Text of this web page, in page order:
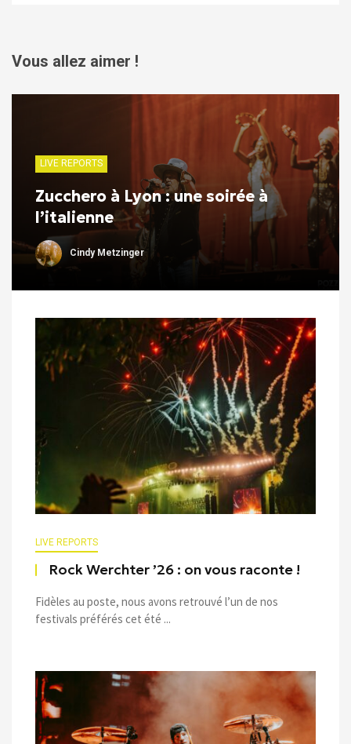
Vous allez aimer !
LIVE REPORTS
Zucchero à Lyon : une soirée à
l’italienne
Cindy Metzinger
LIVE REPORTS
Rock Werchter ’26 : on vous raconte !
Fidèles au poste, nous avons retrouvé l’un de nos
festivals préférés cet été ...